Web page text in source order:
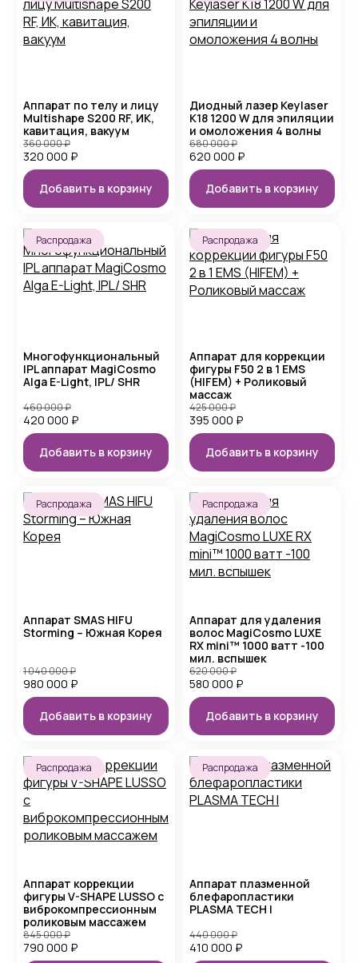
Аппарат по телу и лицу
Multishape S200 RF, ИК,
кавитация, вакуум
320 000 ₽
360 000₽
Добавить в корзину
Диодный лазер Keylaser
K18 1200 W для эпиляции
и омоложения 4 волны
620 000 ₽
680 000₽
Добавить в корзину
Распродажа
Многофункциональный
IPL аппарат MagiCosmo
Alga E-Light, IPL/ SHR
420 000 ₽
460 000₽
Добавить в корзину
Распродажа
Аппарат для коррекции
фигуры F50 2 в 1 EMS
(HIFEM) + Роликовый
массаж
395 000 ₽
425 000₽
Добавить в корзину
Распродажа
Аппарат SMAS HIFU
Storming – Южная Корея
980 000 ₽
1 040 000₽
Добавить в корзину
Распродажа
Аппарат для удаления
волос MagiCosmo LUXE
RX mini™ 1000 ватт -100
мил. вспышек
580 000 ₽
620 000₽
Добавить в корзину
Распродажа
Аппарат коррекции
фигуры V-SHAPE LUSSO с
виброкомпрессионным
роликовым массажем
790 000 ₽
845 000₽
Распродажа
Аппарат плазменной
блефаропластики
PLASMA TECH I
410 000 ₽
440 000₽